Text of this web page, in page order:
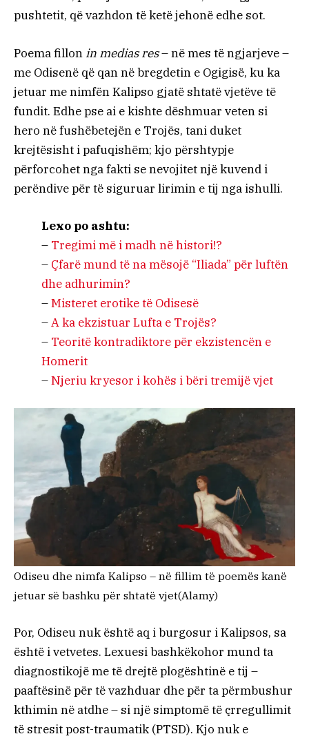
pushtetit, që vazhdon të ketë jehonë edhe sot.
Poema fillon in medias res– në mes të ngjarjeve –
me Odisenë që qan në bregdetin e Ogigisë, ku ka
jetuar me nimfën Kalipso gjatë shtatë vjetëve të
fundit. Edhe pse ai e kishte dëshmuar veten si
hero në fushëbetejën e Trojës, tani duket
krejtësisht i pafuqishëm; kjo përshtypje
përforcohet nga fakti se nevojitet një kuvend i
perëndive për të siguruar lirimin e tij nga ishulli.
Lexo po ashtu:
– Tregimi më i madh në histori!?
– Çfarë mund të na mësojë “Iliada” për luftën
dhe adhurimin?
–Misteret erotike të Odisesë
–A ka ekzistuar Lufta e Trojës?
– Teoritë kontradiktore për ekzistencën e
Homerit
–Njeriu kryesor i kohës i bëri tremijë vjet
Odiseu dhe nimfa Kalipso – në fillim të poemës kanë
jetuar së bashku për shtatë vjet(Alamy)
Por, Odiseu nuk është aq i burgosur i Kalipsos, sa
është i vetvetes. Lexuesi bashkëkohor mund ta
diagnostikojë me të drejtë plogështinë e tij –
paaftësinë për të vazhduar dhe për ta përmbushur
kthimin në atdhe – si një simptomë të çrregullimit
të stresit post-traumatik (PTSD). Kjo nuk e